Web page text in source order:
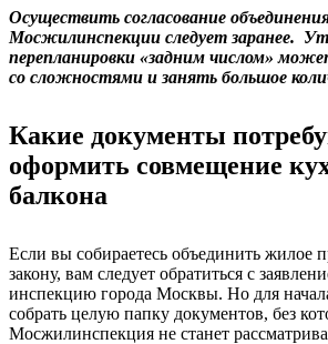
Осуществить согласование
Мосжилинспекции следует заранее.
перепланировки «задним числом»
со сложностями и занять большое
Какие документы
оформить совмещение
балкона
Если вы собираетесь объединить жилое
закону, вам следует обратиться с
инспекцию города Москвы. Но для
собрать целую папку документов, без
Мосжилинспекция не станет